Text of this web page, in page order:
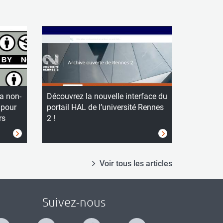
non-
Découvrez la nouvelle interface du
portail HAL de l’université Rennes
2 !
Voir tous les articles
Suivez-nous